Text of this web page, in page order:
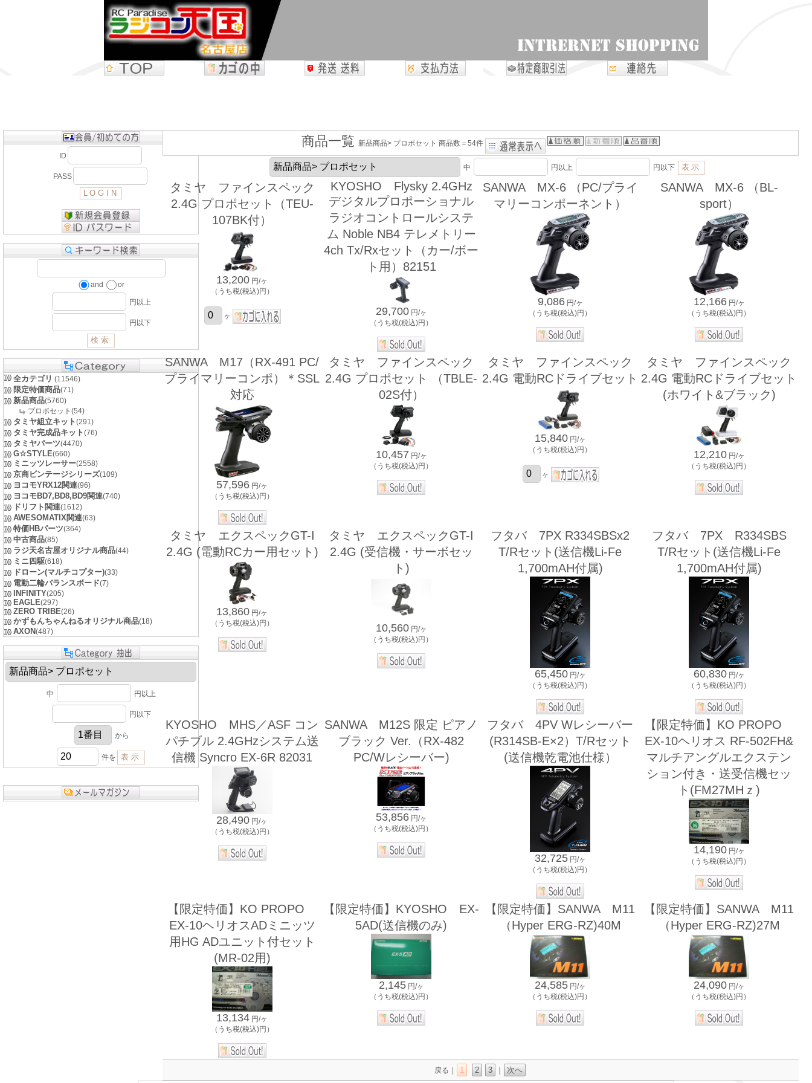
ID
PASS
and or
円以上
円以下
全カテゴリ (11546)
限定特価商品(71)
新品商品(5760)
プロポセット(54)
タミヤ組立キット(291)
タミヤ完成品キット(76)
タミヤパーツ(4470)
G☆STYLE(660)
ミニッツレーサー(2558)
京商ビンテージシリーズ(109)
ヨコモYRX12関連(96)
ヨコモBD7,BD8,BD9関連(740)
ドリフト関連(1612)
AWESOMATIX関連(63)
特価HBパーツ(364)
中古商品(85)
ラジ天名古屋オリジナル商品(44)
ミニ四駆(618)
ドローン(マルチコプター)(33)
電動二輪バランスボード(7)
INFINITY(205)
EAGLE(297)
ZERO TRIBE(26)
かずもんちゃんねるオリジナル商品(18)
AXON(487)
中 円以上
円以下
から
件を
商品一覧 新品商品> プロポセット 商品数＝54件
中 円以上 円以下
タミヤ ファインスペック
2.4G プロポセット（TEU-
107BK付）
13,200 円/ヶ
（うち税(税込)円）
ヶ
KYOSHO Flysky 2.4GHz
デジタルプロポーショナル
ラジオコントロールシステ
ム Noble NB4 テレメトリー
4ch Tx/Rxセット（カー/ボー
ト用）82151
29,700 円/ヶ
（うち税(税込)円）
SANWA MX-6 （PC/プライ
マリーコンポーネント）
9,086 円/ヶ
（うち税(税込)円）
SANWA MX-6 （BL-
sport）
12,166 円/ヶ
（うち税(税込)円）
SANWA M17（RX-491 PC/
プライマリーコンポ）＊SSL
対応
57,596 円/ヶ
（うち税(税込)円）
タミヤ ファインスペック
2.4G プロポセット （TBLE-
02S付）
10,457 円/ヶ
（うち税(税込)円）
タミヤ ファインスペック
2.4G 電動RCドライブセット
15,840 円/ヶ
（うち税(税込)円）
ヶ
タミヤ ファインスペック
2.4G 電動RCドライブセット
(ホワイト&ブラック)
12,210 円/ヶ
（うち税(税込)円）
タミヤ エクスペックGT-I
2.4G (電動RCカー用セット)
13,860 円/ヶ
（うち税(税込)円）
タミヤ エクスペックGT-I
2.4G (受信機・サーボセッ
ト)
10,560 円/ヶ
（うち税(税込)円）
フタバ 7PX R334SBSx2
T/Rセット(送信機Li-Fe
1,700mAH付属)
65,450 円/ヶ
（うち税(税込)円）
フタバ 7PX R334SBS
T/Rセット(送信機Li-Fe
1,700mAH付属)
60,830 円/ヶ
（うち税(税込)円）
KYOSHO MHS／ASF コン
パチブル 2.4GHzシステム送
信機 Syncro EX-6R 82031
28,490 円/ヶ
（うち税(税込)円）
SANWA M12S 限定 ピアノ
ブラック Ver.（RX-482
PC/Wレシーバー)
53,856 円/ヶ
（うち税(税込)円）
フタバ 4PV Wレシーバー
(R314SB-E×2）T/Rセット
(送信機乾電池仕様）
32,725 円/ヶ
（うち税(税込)円）
【限定特価】KO PROPO
EX-10ヘリオス RF-502FH&
マルチアングルエクステン
ション付き・送受信機セッ
ト(FM27MHｚ)
14,190 円/ヶ
（うち税(税込)円）
【限定特価】KO PROPO
EX-10ヘリオスADミニッツ
用HG ADユニット付セット
(MR-02用)
13,134 円/ヶ
（うち税(税込)円）
【限定特価】KYOSHO EX-
5AD(送信機のみ)
2,145 円/ヶ
（うち税(税込)円）
【限定特価】SANWA M11
（Hyper ERG-RZ)40M
24,585 円/ヶ
（うち税(税込)円）
【限定特価】SANWA M11
（Hyper ERG-RZ)27M
24,090 円/ヶ
（うち税(税込)円）
戻る｜ 1 2 3 次へ